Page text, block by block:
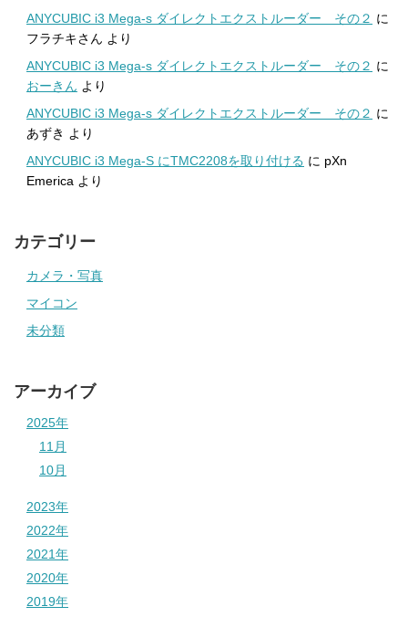
ANYCUBIC i3 Mega-s ダイレクトエクストルーダー その２ に
フラチキさん より
ANYCUBIC i3 Mega-s ダイレクトエクストルーダー その２ に
おーきん より
ANYCUBIC i3 Mega-s ダイレクトエクストルーダー その２ に
あずき より
ANYCUBIC i3 Mega-S にTMC2208を取り付ける に pXn
Emerica より
カテゴリー
カメラ・写真
マイコン
未分類
アーカイブ
2025年
11月
10月
2023年
2022年
2021年
2020年
2019年